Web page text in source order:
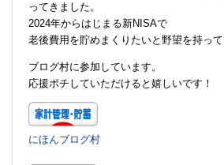
ってきました。
2024年からはじまる新NISAで
老後費用を貯めまくりたいと野望を持って
ブログ村に参加しています。
応援ポチしていただけると嬉しいです！
にほんブログ村